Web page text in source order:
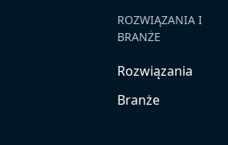
ROZWIĄZANIA I
BRANŻE
Rozwiązania
Branże